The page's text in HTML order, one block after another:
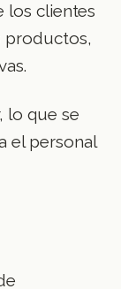
los clientes
productos,
lo que se
el personal